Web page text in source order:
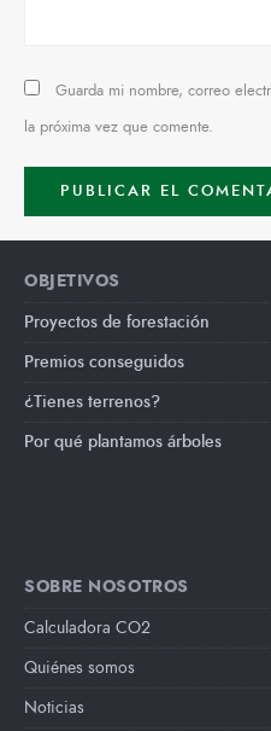
Guarda mi nombre, correo
la próxima vez que comente.
OBJETIVOS
Proyectos de forestación
Premios conseguidos
¿Tienes terrenos?
Por qué plantamos árboles
SOBRE NOSOTROS
Calculadora CO2
Quiénes somos
Noticias